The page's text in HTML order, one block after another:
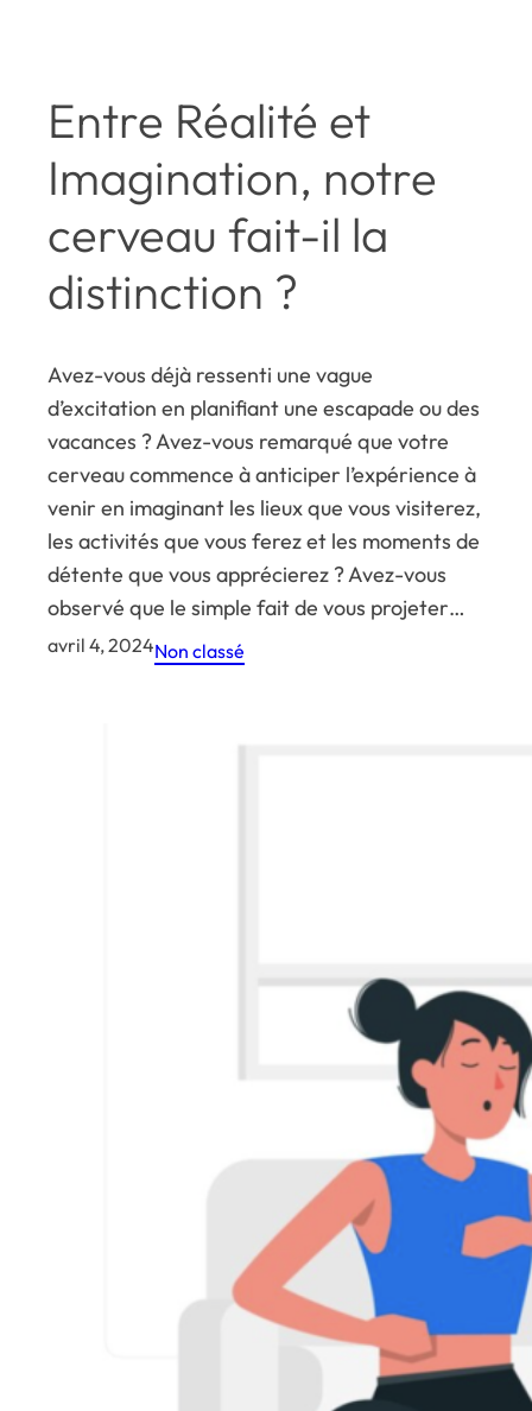
Entre Réalité et
Imagination, notre
cerveau fait-il la
distinction ?
Avez-vous déjà ressenti une vague
d’excitation en planifiant une escapade ou des
vacances ? Avez-vous remarqué que votre
cerveau commence à anticiper l’expérience à
venir en imaginant les lieux que vous visiterez,
les activités que vous ferez et les moments de
détente que vous apprécierez ? Avez-vous
observé que le simple fait de vous projeter…
avril 4, 2024Non classé